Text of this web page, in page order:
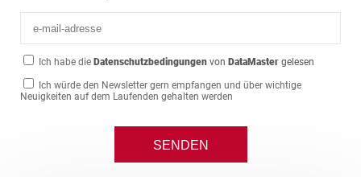
Ich habe die Datenschutzbedingungen von DataMaster gelesen
Ich würde den Newsletter gern empfangen und über wichtige
Neuigkeiten auf dem Laufenden gehalten werden